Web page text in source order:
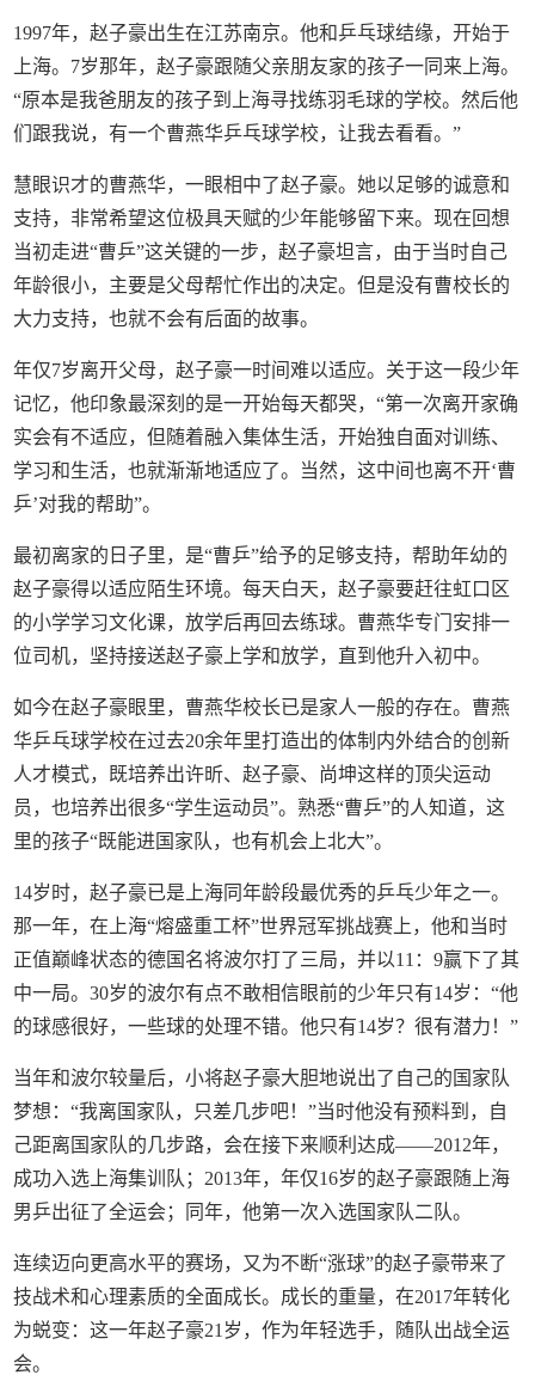
1997年，赵子豪出生在江苏南京。他和乒乓球结缘，开始于
上海。7岁那年，赵子豪跟随父亲朋友家的孩子一同来上海。
“原本是我爸朋友的孩子到上海寻找练羽毛球的学校。然后他
们跟我说，有一个曹燕华乒乓球学校，让我去看看。”
慧眼识才的曹燕华，一眼相中了赵子豪。她以足够的诚意和
支持，非常希望这位极具天赋的少年能够留下来。现在回想
当初走进“曹乒”这关键的一步，赵子豪坦言，由于当时自己
年龄很小，主要是父母帮忙作出的决定。但是没有曹校长的
大力支持，也就不会有后面的故事。
年仅7岁离开父母，赵子豪一时间难以适应。关于这一段少年
记忆，他印象最深刻的是一开始每天都哭，“第一次离开家确
实会有不适应，但随着融入集体生活，开始独自面对训练、
学习和生活，也就渐渐地适应了。当然，这中间也离不开‘曹
乒’对我的帮助”。
最初离家的日子里，是“曹乒”给予的足够支持，帮助年幼的
赵子豪得以适应陌生环境。每天白天，赵子豪要赶往虹口区
的小学学习文化课，放学后再回去练球。曹燕华专门安排一
位司机，坚持接送赵子豪上学和放学，直到他升入初中。
如今在赵子豪眼里，曹燕华校长已是家人一般的存在。曹燕
华乒乓球学校在过去20余年里打造出的体制内外结合的创新
人才模式，既培养出许昕、赵子豪、尚坤这样的顶尖运动
员，也培养出很多“学生运动员”。熟悉“曹乒”的人知道，这
里的孩子“既能进国家队，也有机会上北大”。
14岁时，赵子豪已是上海同年龄段最优秀的乒乓少年之一。
那一年，在上海“熔盛重工杯”世界冠军挑战赛上，他和当时
正值巅峰状态的德国名将波尔打了三局，并以11：9赢下了其
中一局。30岁的波尔有点不敢相信眼前的少年只有14岁：“他
的球感很好，一些球的处理不错。他只有14岁？很有潜力！”
当年和波尔较量后，小将赵子豪大胆地说出了自己的国家队
梦想：“我离国家队，只差几步吧！”当时他没有预料到，自
己距离国家队的几步路，会在接下来顺利达成——2012年，
成功入选上海集训队；2013年，年仅16岁的赵子豪跟随上海
男乒出征了全运会；同年，他第一次入选国家队二队。
连续迈向更高水平的赛场，又为不断“涨球”的赵子豪带来了
技战术和心理素质的全面成长。成长的重量，在2017年转化
为蜕变：这一年赵子豪21岁，作为年轻选手，随队出战全运
会。